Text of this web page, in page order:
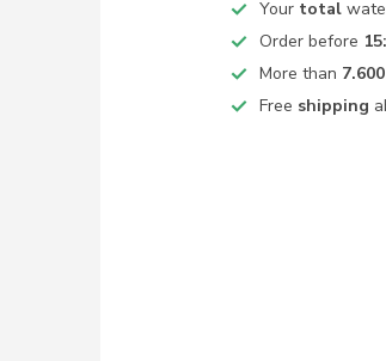
Your total
Order before
More than 7.600
Free shipping